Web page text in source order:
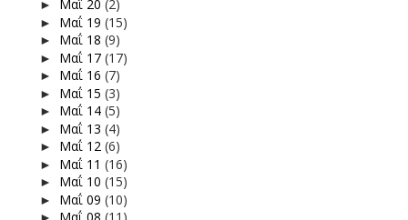
► Μαΐ 20 (2)
► Μαΐ 19 (15)
► Μαΐ 18 (9)
► Μαΐ 17 (17)
► Μαΐ 16 (7)
► Μαΐ 15 (3)
► Μαΐ 14 (5)
► Μαΐ 13 (4)
► Μαΐ 12 (6)
► Μαΐ 11 (16)
► Μαΐ 10 (15)
► Μαΐ 09 (10)